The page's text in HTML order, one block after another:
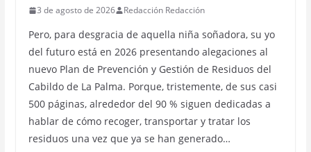
3 de agosto de 2026 Redacción Redacción
Pero, para desgracia de aquella niña soñadora, su yo
del futuro está en 2026 presentando alegaciones al
nuevo Plan de Prevención y Gestión de Residuos del
Cabildo de La Palma. Porque, tristemente, de sus casi
500 páginas, alrededor del 90 % siguen dedicadas a
hablar de cómo recoger, transportar y tratar los
residuos una vez que ya se han generado…